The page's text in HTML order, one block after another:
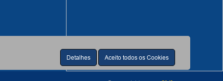
Detalhes Aceito todos os Cookies